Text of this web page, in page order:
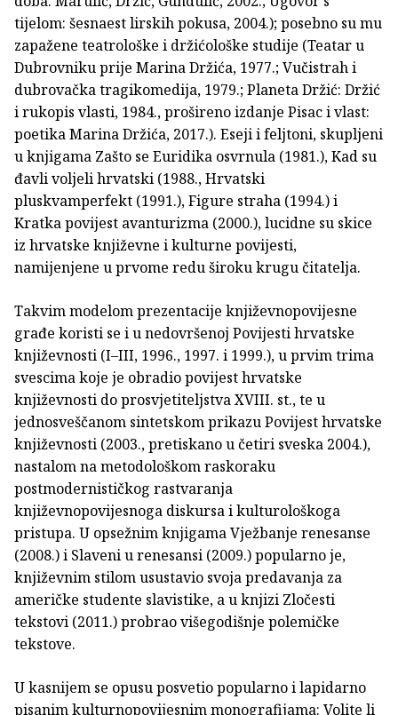
tijelom: šesnaest lirskih pokusa, 2004.); posebno su mu
zapažene teatrološke i držićološke studije (Teatar u
Dubrovniku prije Marina Držića, 1977.; Vučistrah i
dubrovačka tragikomedija, 1979.; Planeta Držić: Držić
i rukopis vlasti, 1984., prošireno izdanje Pisac i vlast:
poetika Marina Držića, 2017.). Eseji i feljtoni, skupljeni
u knjigama Zašto se Euridika osvrnula (1981.), Kad su
đavli voljeli hrvatski (1988., Hrvatski
pluskvamperfekt (1991.), Figure straha (1994.) i
Kratka povijest avanturizma (2000.), lucidne su skice
iz hrvatske književne i kulturne povijesti,
namijenjene u prvome redu široku krugu čitatelja.
Takvim modelom prezentacije književnopovijesne
građe koristi se i u nedovršenoj Povijesti hrvatske
književnosti (I–III, 1996., 1997. i 1999.), u prvim trima
svescima koje je obradio povijest hrvatske
književnosti do prosvjetiteljstva XVIII. st., te u
jednosveščanom sintetskom prikazu Povijest hrvatske
književnosti (2003., pretiskano u četiri sveska 2004.),
nastalom na metodološkom raskoraku
postmodernističkog rastvaranja
književnopovijesnoga diskursa i kulturološkoga
pristupa. U opsežnim knjigama Vježbanje renesanse
(2008.) i Slaveni u renesansi (2009.) popularno je,
književnim stilom usustavio svoja predavanja za
američke studente slavistike, a u knjizi Zločesti
tekstovi (2011.) probrao višegodišnje polemičke
tekstove.
U kasnijem se opusu posvetio popularno i lapidarno
pisanim kulturnopovijesnim monografijama: Volite li